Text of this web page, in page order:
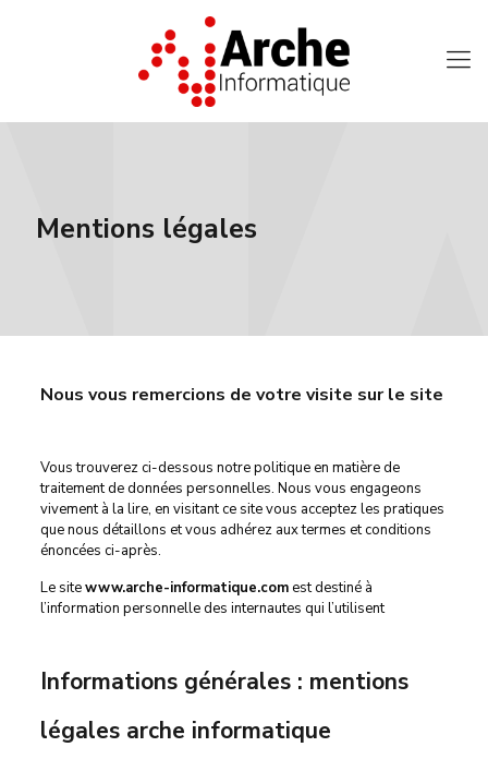
Mentions légales
Nous vous remercions de votre visite sur le site
Vous trouverez ci-dessous notre politique en matière de
traitement de données personnelles. Nous vous engageons
vivement à la lire, en visitant ce site vous acceptez les pratiques
que nous détaillons et vous adhérez aux termes et conditions
énoncées ci-après.
Le sitewww.arche-informatique.comest destiné à
l’information personnelle des internautes qui l’utilisent
Informations générales : mentions
légales arche informatique